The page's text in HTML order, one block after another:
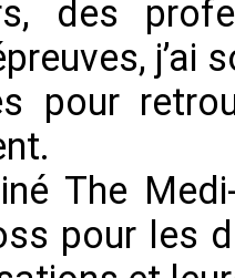
des
j’ai
pour
The
pour les